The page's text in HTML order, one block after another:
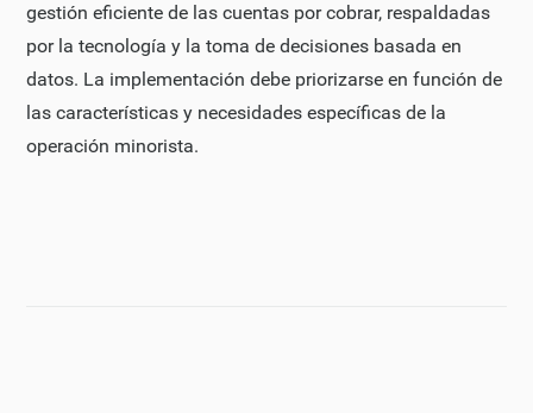
gestión eficiente de las cuentas por cobrar, respaldadas
por la tecnología y la toma de decisiones basada en
datos. La implementación debe priorizarse en función de
las características y necesidades específicas de la
operación minorista.